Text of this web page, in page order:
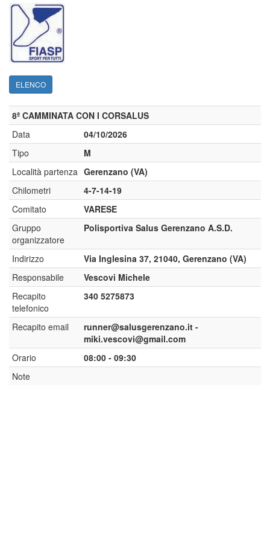
ELENCO
8ª CAMMINATA CON I CORSALUS
Data
04/10/2026
Tipo
M
Località partenza Gerenzano (VA)
Chilometri
4-7-14-19
Comitato
VARESE
Gruppo
organizzatore
Polisportiva Salus Gerenzano A.S.D.
Indirizzo
Via Inglesina 37, 21040, Gerenzano (VA)
Responsabile
Vescovi Michele
Recapito
telefonico
340 5275873
Recapito email
runner@salusgerenzano.it -
miki.vescovi@gmail.com
Orario
08:00 - 09:30
Note